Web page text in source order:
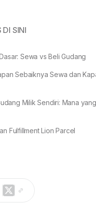
SINI
Sewa vs Beli Gudang
Sebaiknya Sewa dan
Milik Sendiri: Mana yang
Fulfillment Lion Parcel